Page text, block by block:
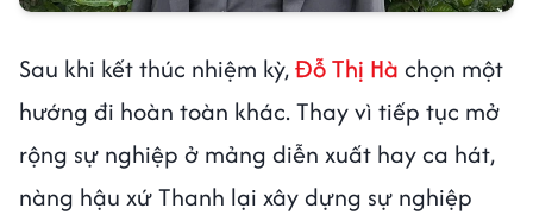
Sau khi kết thúc nhiệm kỳ,Đỗ Thị Hà chọn một
hướng đi hoàn toàn khác. Thay vì tiếp tục mở
rộng sự nghiệp ở mảng diễn xuất hay ca hát,
nàng hậu xứ Thanh lại xây dựng sự nghiệp